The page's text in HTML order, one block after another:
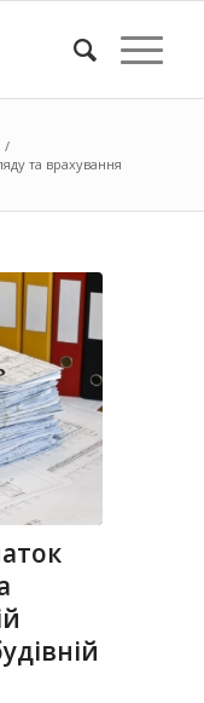
/
та врахування